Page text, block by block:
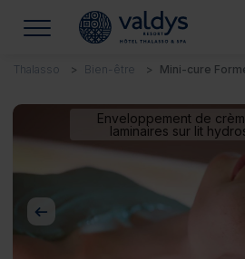
Thalasso Bien-être Mini-cure
Enveloppement de
laminaires sur lit
Précédent